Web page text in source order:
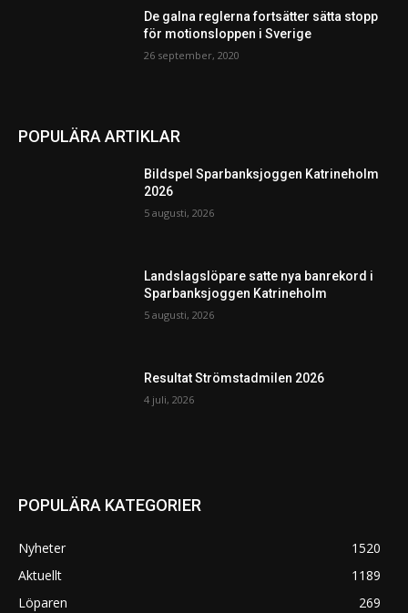
De galna reglerna fortsätter sätta stopp
för motionsloppen i Sverige
26 september, 2020
POPULÄRA ARTIKLAR
Bildspel Sparbanksjoggen Katrineholm
2026
5 augusti, 2026
Landslagslöpare satte nya banrekord i
Sparbanksjoggen Katrineholm
5 augusti, 2026
Resultat Strömstadmilen 2026
4 juli, 2026
POPULÄRA KATEGORIER
Nyheter
1520
Aktuellt
1189
Löparen
269